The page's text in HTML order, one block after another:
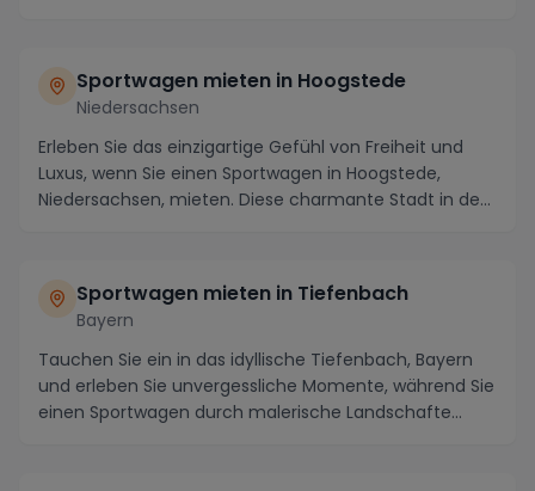
Sportwagen mieten in Hoogstede
Niedersachsen
Erleben Sie das einzigartige Gefühl von Freiheit und
Luxus, wenn Sie einen Sportwagen in Hoogstede,
Niedersachsen, mieten. Diese charmante Stadt in de...
Sportwagen mieten in Tiefenbach
Bayern
Tauchen Sie ein in das idyllische Tiefenbach, Bayern
und erleben Sie unvergessliche Momente, während Sie
einen Sportwagen durch malerische Landschafte...